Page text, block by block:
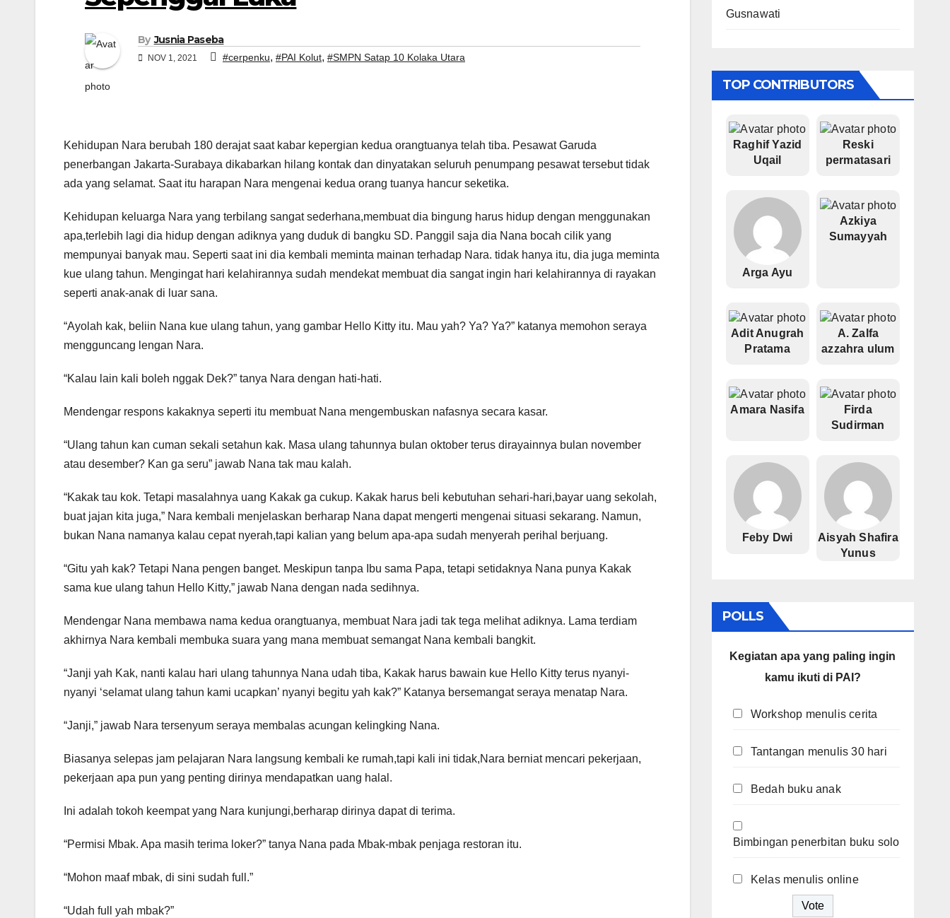
By Jusnia Paseba
NOV 1, 2021 #cerpenku, #PAI Kolut, #SMPN Satap 10 Kolaka Utara
Kehidupan Nara berubah 180 derajat saat kabar kepergian kedua orangtuanya telah tiba. Pesawat Garuda
penerbangan Jakarta-Surabaya dikabarkan hilang kontak dan dinyatakan seluruh penumpang pesawat tersebut tidak
ada yang selamat. Saat itu harapan Nara mengenai kedua orang tuanya hancur seketika.
Kehidupan keluarga Nara yang terbilang sangat sederhana,membuat dia bingung harus hidup dengan menggunakan
apa,terlebih lagi dia hidup dengan adiknya yang duduk di bangku SD. Panggil saja dia Nana bocah cilik yang
mempunyai banyak mau. Seperti saat ini dia kembali meminta mainan terhadap Nara. tidak hanya itu, dia juga meminta
kue ulang tahun. Mengingat hari kelahirannya sudah mendekat membuat dia sangat ingin hari kelahirannya di rayakan
seperti anak-anak di luar sana.
“Ayolah kak, beliin Nana kue ulang tahun, yang gambar Hello Kitty itu. Mau yah? Ya? Ya?” katanya memohon seraya
mengguncang lengan Nara.
“Kalau lain kali boleh nggak Dek?” tanya Nara dengan hati-hati.
Mendengar respons kakaknya seperti itu membuat Nana mengembuskan nafasnya secara kasar.
“Ulang tahun kan cuman sekali setahun kak. Masa ulang tahunnya bulan oktober terus dirayainnya bulan november
atau desember? Kan ga seru” jawab Nana tak mau kalah.
“Kakak tau kok. Tetapi masalahnya uang Kakak ga cukup. Kakak harus beli kebutuhan sehari-hari,bayar uang sekolah,
buat jajan kita juga,” Nara kembali menjelaskan berharap Nana dapat mengerti mengenai situasi sekarang. Namun,
bukan Nana namanya kalau cepat nyerah,tapi kalian yang belum apa-apa sudah menyerah perihal berjuang.
“Gitu yah kak? Tetapi Nana pengen banget. Meskipun tanpa Ibu sama Papa, tetapi setidaknya Nana punya Kakak
sama kue ulang tahun Hello Kitty,” jawab Nana dengan nada sedihnya.
Mendengar Nana membawa nama kedua orangtuanya, membuat Nara jadi tak tega melihat adiknya. Lama terdiam
akhirnya Nara kembali membuka suara yang mana membuat semangat Nana kembali bangkit.
“Janji yah Kak, nanti kalau hari ulang tahunnya Nana udah tiba, Kakak harus bawain kue Hello Kitty terus nyanyi-
nyanyi ‘selamat ulang tahun kami ucapkan’ nyanyi begitu yah kak?” Katanya bersemangat seraya menatap Nara.
“Janji,” jawab Nara tersenyum seraya membalas acungan kelingking Nana.
Biasanya selepas jam pelajaran Nara langsung kembali ke rumah,tapi kali ini tidak,Nara berniat mencari pekerjaan,
pekerjaan apa pun yang penting dirinya mendapatkan uang halal.
Ini adalah tokoh keempat yang Nara kunjungi,berharap dirinya dapat di terima.
“Permisi Mbak. Apa masih terima loker?” tanya Nana pada Mbak-mbak penjaga restoran itu.
“Mohon maaf mbak, di sini sudah full.”
“Udah full yah mbak?”
Gusnawati
TOP CONTRIBUTORS
Raghif Yazid
Uqail
Reski
permatasari
Arga Ayu
Azkiya
Sumayyah
Adit Anugrah
Pratama
A. Zalfa
azzahra ulum
Amara Nasifa
Firda
Sudirman
Feby Dwi
Aisyah Shafira
Yunus
POLLS
Kegiatan apa yang paling ingin
kamu ikuti di PAI?
Workshop menulis cerita
Tantangan menulis 30 hari
Bedah buku anak
Bimbingan penerbitan buku solo
Kelas menulis online